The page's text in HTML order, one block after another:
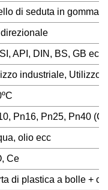
di seduta in gomma/
API, DIN, BS, GB ecc.
industriale, Utilizzo
Pn16, Pn25, Pn40
olio ecc
Ce
di plastica a bolle +